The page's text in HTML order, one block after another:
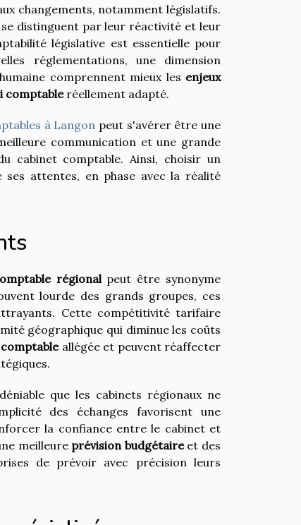
changements, notamment législatifs.
distinguent par leur réactivité et leur
législative est essentielle pour
réglementations, une dimension
comprennent mieux les enjeux
comptableréellement adapté.
à Langon peut s'avérer être une
communication et une grande
cabinet comptable. Ainsi, choisir un
attentes, en phase avec la réalité
régionalpeut être synonyme
lourde des grands groupes, ces
Cette compétitivité tarifaire
géographique qui diminue les coûts
allégée et peuvent réaffecter
que les cabinets régionaux ne
des échanges favorisent une
la confiance entre le cabinet et
meilleure prévision budgétaireet des
de prévoir avec précision leurs